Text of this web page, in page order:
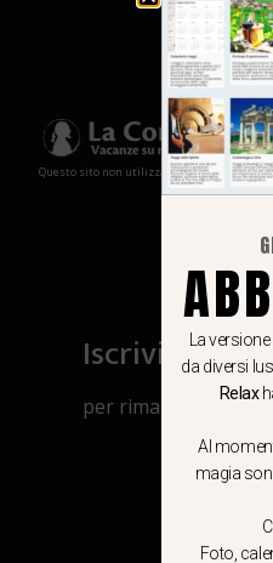
Questo sito non utilizza cookies e non
Iscriviti al
per rimanere
e
La
da diversi
Relax
Al
magia
Foto,